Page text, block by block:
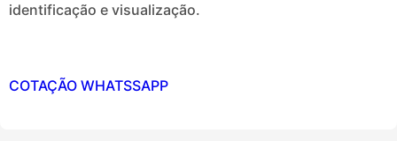
identificação e visualização.
COTAÇÃO WHATSSAPP